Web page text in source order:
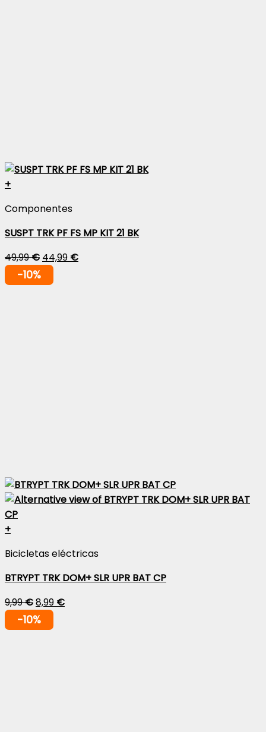
+
Componentes
SUSPT TRK PF FS MP KIT 21 BK
49,99€ 44,99 €
-10%
+
Bicicletas eléctricas
BTRYPT TRK DOM+ SLR UPR BAT CP
9,99€8,99 €
-10%